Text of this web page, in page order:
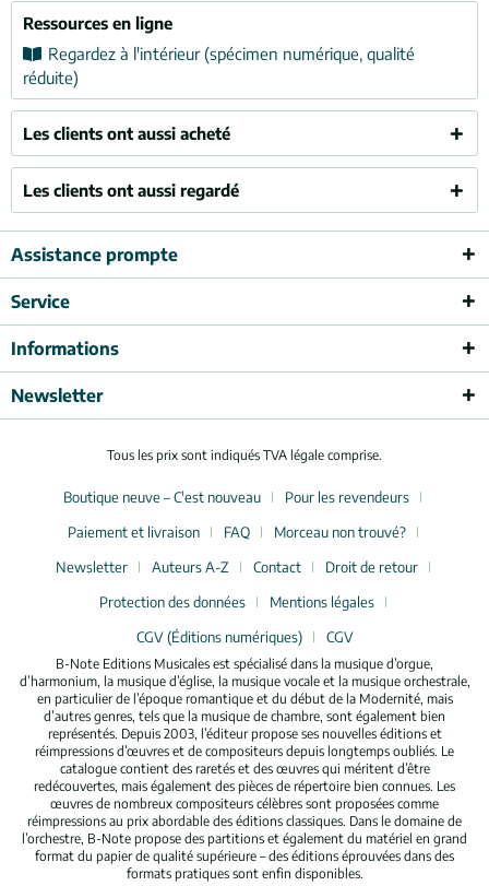
Ressources en ligne
Regardez à l'intérieur (spécimen numérique, qualité
réduite)
Les clients ont aussi acheté
Les clients ont aussi regardé
Assistance prompte
Service
Informations
Newsletter
Tous les prix sont indiqués TVA légale comprise.
Boutique neuve – C'est nouveau
Pour les revendeurs
Paiement et livraison
FAQ
Morceau non trouvé?
Newsletter
Auteurs A-Z Contact
Droit de retour
Protection des données
Mentions légales
CGV (Éditions numériques)
CGV
B-Note Editions Musicales est spécialisé dans la musique d’orgue,
d’harmonium, la musique d’église, la musique vocale et la musique orchestrale,
en particulier de l’époque romantique et du début de la Modernité, mais
d’autres genres, tels que la musique de chambre, sont également bien
représentés. Depuis 2003, l’éditeur propose ses nouvelles éditions et
réimpressions d’œuvres et de compositeurs depuis longtemps oubliés. Le
catalogue contient des raretés et des œuvres qui méritent d’être
redécouvertes, mais également des pièces de répertoire bien connues. Les
œuvres de nombreux compositeurs célèbres sont proposées comme
réimpressions au prix abordable des éditions classiques. Dans le domaine de
l’orchestre, B-Note propose des partitions et également du matériel en grand
format du papier de qualité supérieure – des éditions éprouvées dans des
formats pratiques sont enfin disponibles.